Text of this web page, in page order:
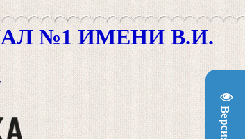
№1 ИМЕНИ В.И.